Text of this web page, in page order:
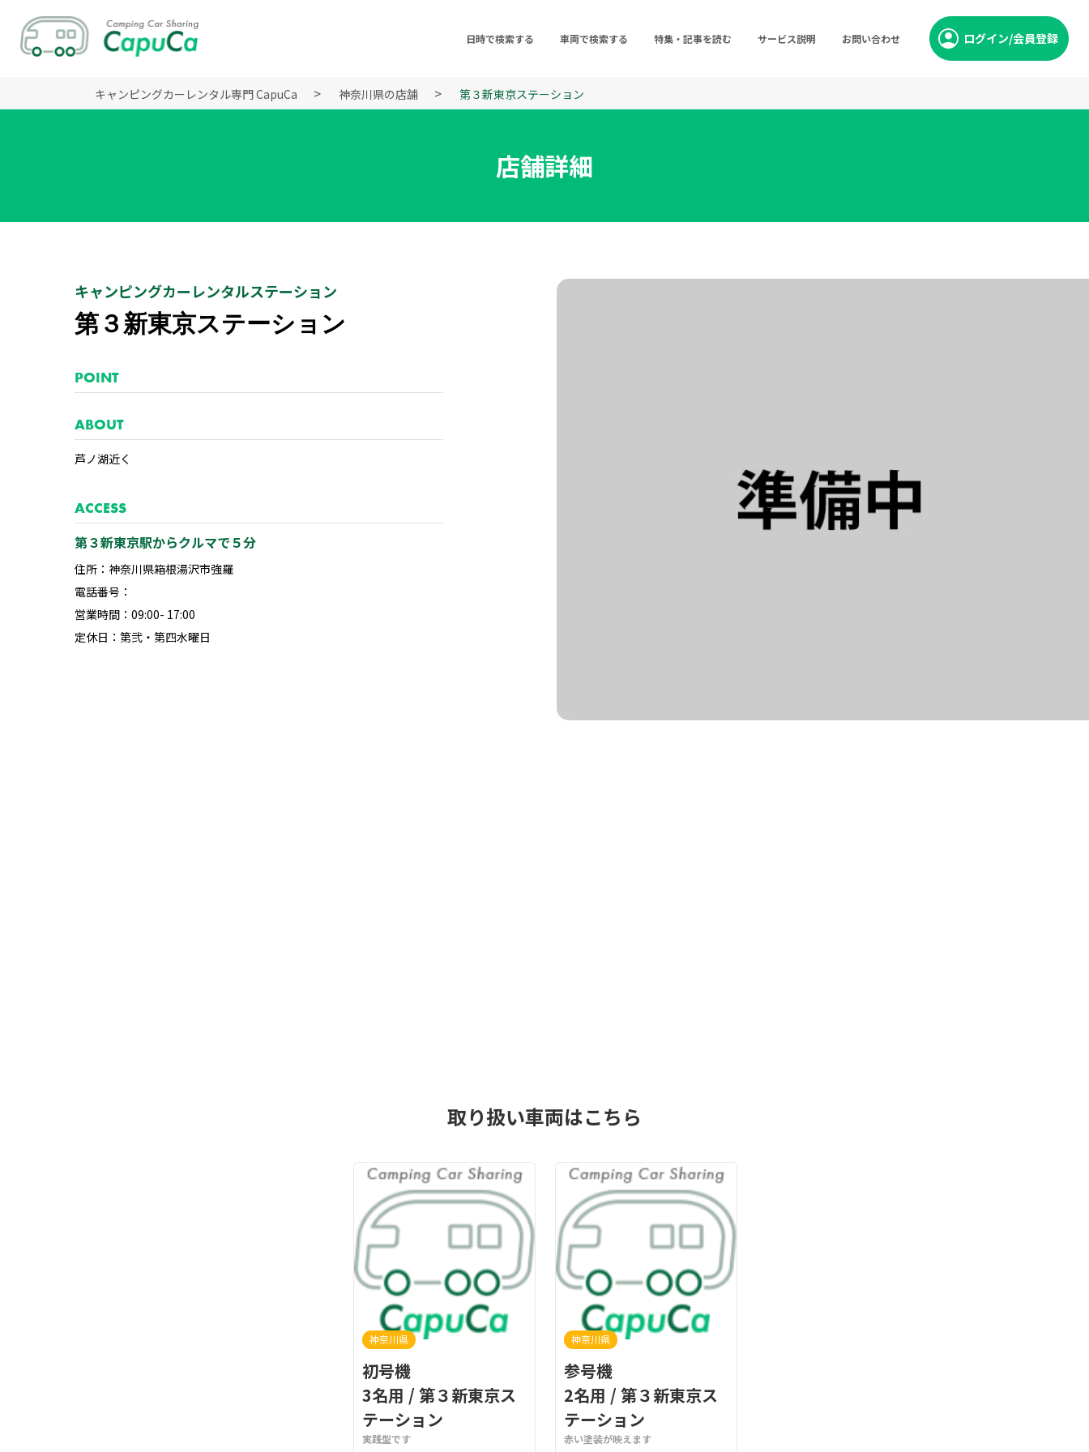
日時で検索する 車両で検索する 特集・記事を読む サービス説明 お問い合わせ ログイン/会員登録
キャンピングカーレンタル専門 CapuCa 神奈川県の店舗 第３新東京ステーション
店舗詳細
キャンピングカーレンタルステーション
第３新東京ステーション
POINT
ABOUT
芦ノ湖近く
ACCESS
第３新東京駅からクルマで５分
住所：神奈川県箱根湯沢市強羅
電話番号：
営業時間：09:00- 17:00
定休日：第弐・第四水曜日
取り扱い車両はこちら
初号機
3名用 / 第３新東京ス
テーション
実践型です
神奈川県
参号機
2名用 / 第３新東京ス
テーション
赤い塗装が映えます
神奈川県